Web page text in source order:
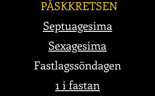
PÅSKKRETSEN
Septuagesima
Sexagesima
Fastlagssöndagen
1 i fastan